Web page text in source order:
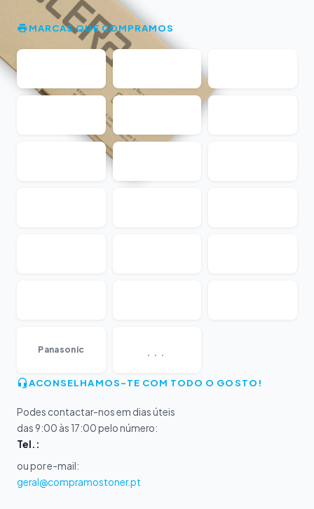
MARCAS QUE COMPRAMOS
Panasonic ...
ACONSELHAMOS-TE COM TODO O GOSTO!
Podes contactar-nos em dias úteis
das 9:00 às 17:00 pelo número:
Tel.:
ou por e-mail:
geral@compramostoner.pt